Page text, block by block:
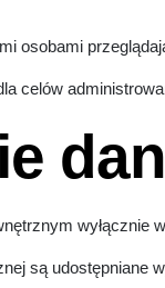
osobami
celów
wyłącznie
są udostępniane